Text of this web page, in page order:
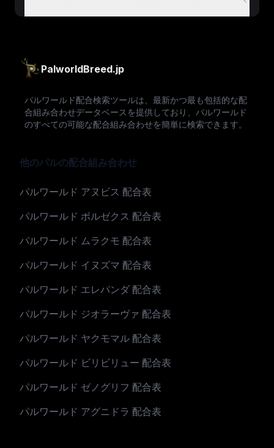
PalworldBreed.jp
パルワールド配合検索ツールは、最新かつ最も包括的な配
合組み合わせデータベースを提供しており、パルワールド
のすべての可能な配合組み合わせを簡単に検索できます。
他のパルの配合組み合わせ
パルワールド アヌビス 配合表
パルワールド ボルゼクス 配合表
パルワールド ムラクモ 配合表
パルワールド イヌズマ 配合表
パルワールド エレパンダ 配合表
パルワールド ジオラーヴァ 配合表
パルワールド ヤクモマル 配合表
パルワールド ビリビリュー 配合表
パルワールド ゼノグリフ 配合表
パルワールド アグニドラ 配合表